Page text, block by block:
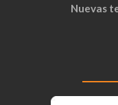
Nuevas